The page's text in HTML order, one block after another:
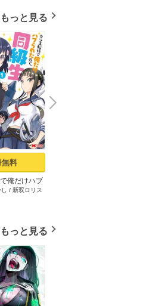
もっと見る
無料
俺だけハブ
同級生ハー
/ 新双ロリス
N
e
x
t
もっと見る